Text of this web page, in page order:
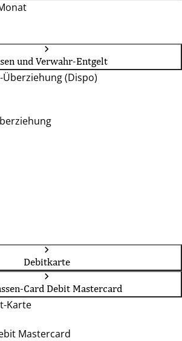
und Verwahr-Entgelt
(Dispo)
Debitkarte
Card Debit Mastercard
Karte
Mastercard